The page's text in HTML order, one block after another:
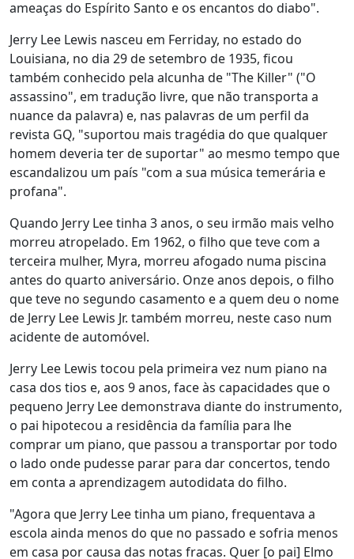
ameaças do Espírito Santo e os encantos do diabo".
Jerry Lee Lewis nasceu em Ferriday, no estado do
Louisiana, no dia 29 de setembro de 1935, ficou
também conhecido pela alcunha de "The Killer" ("O
assassino", em tradução livre, que não transporta a
nuance da palavra) e, nas palavras de um perfil da
revista GQ, "suportou mais tragédia do que qualquer
homem deveria ter de suportar" ao mesmo tempo que
escandalizou um país "com a sua música temerária e
profana".
Quando Jerry Lee tinha 3 anos, o seu irmão mais velho
morreu atropelado. Em 1962, o filho que teve com a
terceira mulher, Myra, morreu afogado numa piscina
antes do quarto aniversário. Onze anos depois, o filho
que teve no segundo casamento e a quem deu o nome
de Jerry Lee Lewis Jr. também morreu, neste caso num
acidente de automóvel.
Jerry Lee Lewis tocou pela primeira vez num piano na
casa dos tios e, aos 9 anos, face às capacidades que o
pequeno Jerry Lee demonstrava diante do instrumento,
o pai hipotecou a residência da família para lhe
comprar um piano, que passou a transportar por todo
o lado onde pudesse parar para dar concertos, tendo
em conta a aprendizagem autodidata do filho.
"Agora que Jerry Lee tinha um piano, frequentava a
escola ainda menos do que no passado e sofria menos
em casa por causa das notas fracas. Quer [o pai] Elmo